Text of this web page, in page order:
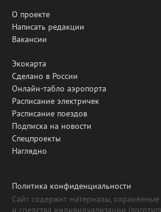
О проекте
Написать редакции
Вакансии
Экокарта
Сделано в России
Онлайн-табло аэропорта
Расписание электричек
Расписание поездов
Подписка на новости
Спецпроекты
Наглядно
Политика конфиденциальности
Сайт содержит материалы,
и средства индивидуализации